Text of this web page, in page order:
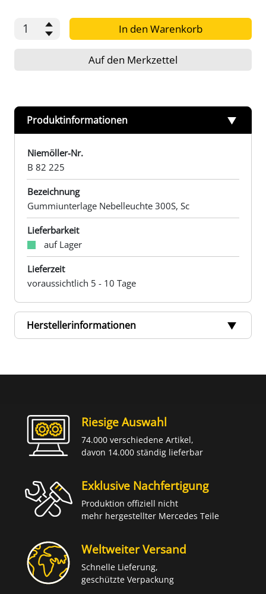
In den Warenkorb
Auf den Merkzettel
Produktinformationen
Niemöller-Nr.
B 82 225
Bezeichnung
Gummiunterlage Nebelleuchte 300S, Sc
Lieferbarkeit
auf Lager
Lieferzeit
voraussichtlich 5 - 10 Tage
Herstellerinformationen
Riesige Auswahl
74.000 verschiedene Artikel,
davon 14.000 ständig lieferbar
Exklusive Nachfertigung
Produktion offiziell nicht
mehr hergestellter Mercedes Teile
Weltweiter Versand
Schnelle Lieferung,
geschützte Verpackung